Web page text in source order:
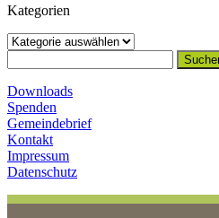
Kategorien
Kategorien
nach:
Downloads
Spenden
Gemeindebrief
Kontakt
Impressum
Datenschutz